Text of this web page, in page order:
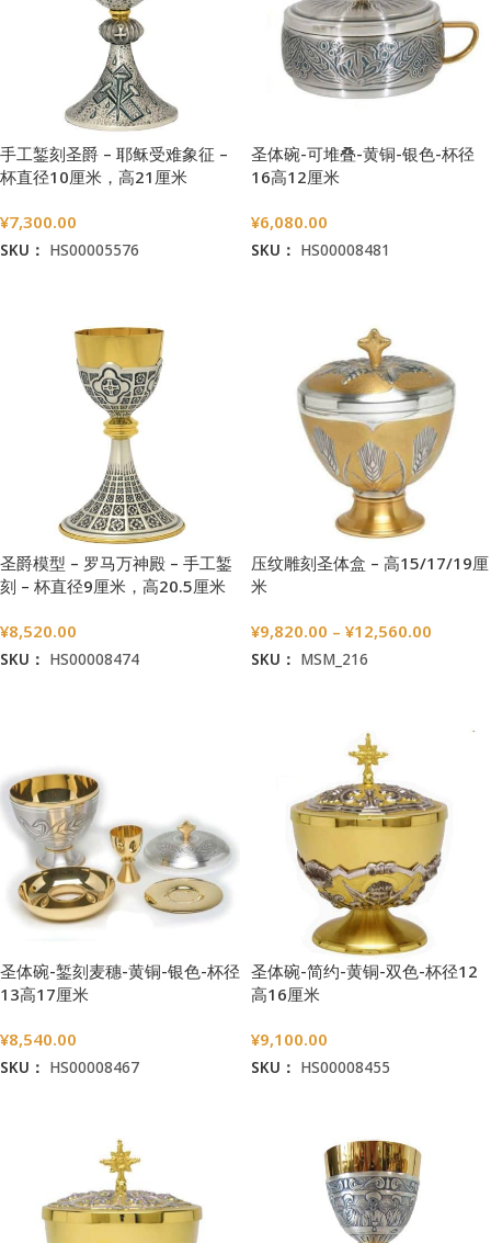
手工錾刻圣爵 – 耶稣受难象征 –
杯直径10厘米，高21厘米
¥7,300.00
SKU： HS00005576
圣体碗-可堆叠-黄铜-银色-杯径
16高12厘米
¥6,080.00
SKU： HS00008481
圣爵模型 – 罗马万神殿 – 手工錾
刻 – 杯直径9厘米，高20.5厘米
¥8,520.00
SKU： HS00008474
压纹雕刻圣体盒 – 高15/17/19厘
米
¥9,820.00 – ¥12,560.00
SKU： MSM_216
圣体碗-錾刻麦穗-黄铜-银色-杯径
13高17厘米
¥8,540.00
SKU： HS00008467
圣体碗-简约-黄铜-双色-杯径12
高16厘米
¥9,100.00
SKU： HS00008455